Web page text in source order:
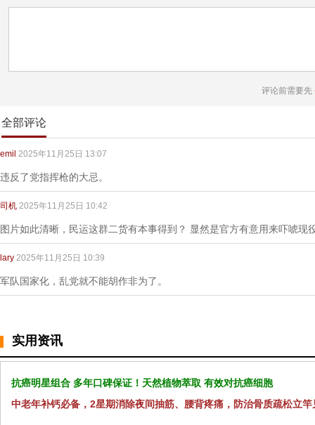
评论前需要先
全部评论
emil 2025年11月25日 13:07
违反了党指挥枪的大忌。
司机 2025年11月25日 10:42
图片如此清晰，民运这群二货有本事得到？ 显然是官方有意用来吓唬现
lary 2025年11月25日 10:39
军队国家化，乱党就不能胡作非为了。
实用资讯
抗癌明星组合 多年口碑保证！天然植物萃取 有效对抗癌细胞
中老年补钙必备，2星期消除夜间抽筋、腰背疼痛，防治骨质疏松立竿